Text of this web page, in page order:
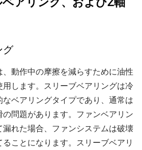
グ
、動作中の摩擦を減らすために油性
します。スリーブベアリングは冷
ベアリングタイプであり、通常は
問題があります。ファンベアリン
漏れた場合、ファンシステムは破壊
ことになります。スリーブベアリ